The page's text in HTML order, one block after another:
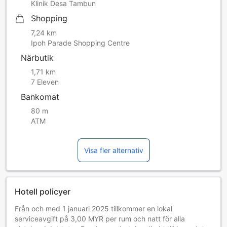
Klinik Desa Tambun
Shopping
7,24 km
Ipoh Parade Shopping Centre
Närbutik
1,71 km
7 Eleven
Bankomat
80 m
ATM
Visa fler alternativ
Hotell policyer
Från och med 1 januari 2025 tillkommer en lokal
serviceavgift på 3,00 MYR per rum och natt för alla